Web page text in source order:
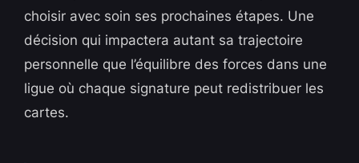
choisir avec soin ses prochaines étapes. Une
décision qui impactera autant sa trajectoire
personnelle que l’équilibre des forces dans une
ligue où chaque signature peut redistribuer les
cartes.